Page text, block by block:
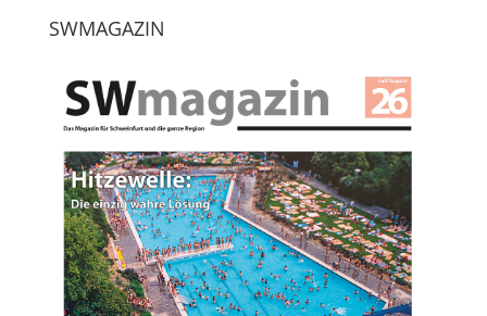
SWMAGAZIN